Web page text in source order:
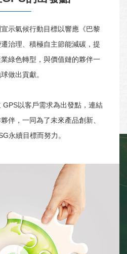
示氣候行動目標以響應《巴黎
治理、積極自主節能減碳，提
綠色轉型，與價值鏈的夥伴一
做出貢獻。
以客戶需求為出發點，連結
伴，一同為了未來產品創新、
永續目標而努力。